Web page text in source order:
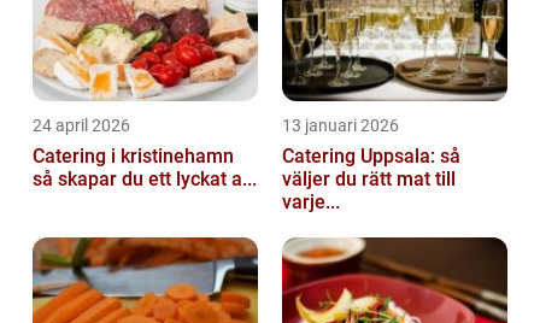
24 april 2026
Catering i kristinehamn
så skapar du ett lyckat a...
13 januari 2026
Catering Uppsala: så
väljer du rätt mat till
varje...